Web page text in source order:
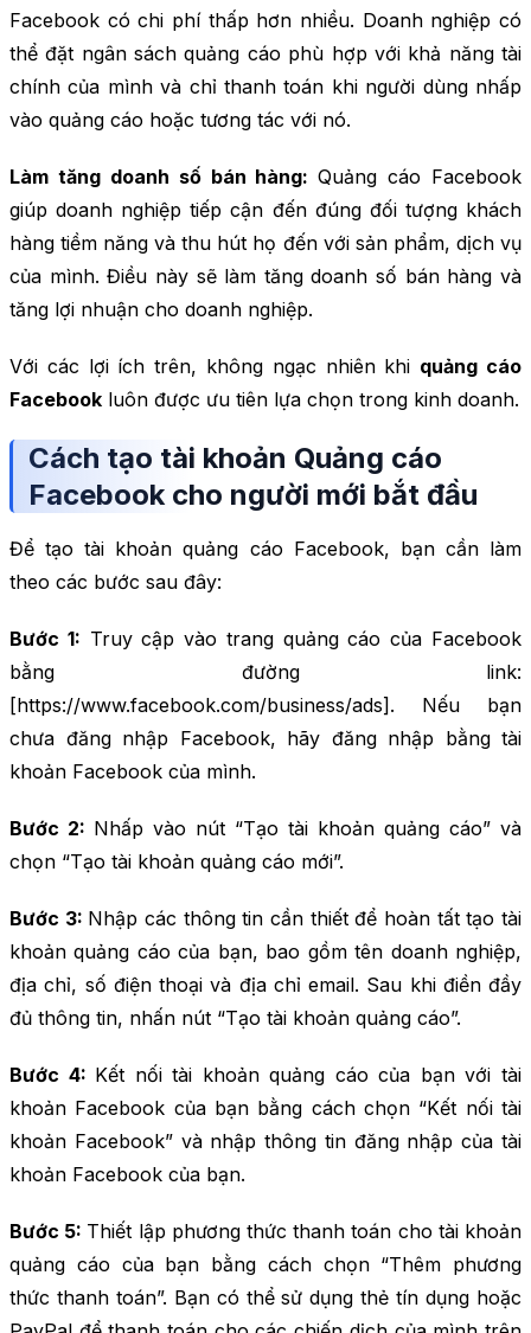
Facebook có chi phí thấp hơn nhiều. Doanh nghiệp có
thể đặt ngân sách quảng cáo phù hợp với khả năng tài
chính của mình và chỉ thanh toán khi người dùng nhấp
vào quảng cáo hoặc tương tác với nó.
Làm tăng doanh số bán hàng:Quảng cáo Facebook
giúp doanh nghiệp tiếp cận đến đúng đối tượng khách
hàng tiềm năng và thu hút họ đến với sản phẩm, dịch vụ
của mình. Điều này sẽ làm tăng doanh số bán hàng và
tăng lợi nhuận cho doanh nghiệp.
Với các lợi ích trên, không ngạc nhiên khi quảng cáo
Facebook luôn được ưu tiên lựa chọn trong kinh doanh.
Cách tạo tài khoản Quảng cáo
Facebook cho người mới bắt đầu
Để tạo tài khoản quảng cáo Facebook, bạn cần làm
theo các bước sau đây:
Bước 1: Truy cập vào trang quảng cáo của Facebook
bằng đường link:
[https://www.facebook.com/business/ads]. Nếu bạn
chưa đăng nhập Facebook, hãy đăng nhập bằng tài
khoản Facebook của mình.
Bước 2: Nhấp vào nút “Tạo tài khoản quảng cáo” và
chọn “Tạo tài khoản quảng cáo mới”.
Bước 3: Nhập các thông tin cần thiết để hoàn tất tạo tài
khoản quảng cáo của bạn, bao gồm tên doanh nghiệp,
địa chỉ, số điện thoại và địa chỉ email. Sau khi điền đầy
đủ thông tin, nhấn nút “Tạo tài khoản quảng cáo”.
Bước 4: Kết nối tài khoản quảng cáo của bạn với tài
khoản Facebook của bạn bằng cách chọn “Kết nối tài
khoản Facebook” và nhập thông tin đăng nhập của tài
khoản Facebook của bạn.
Bước 5: Thiết lập phương thức thanh toán cho tài khoản
quảng cáo của bạn bằng cách chọn “Thêm phương
thức thanh toán”. Bạn có thể sử dụng thẻ tín dụng hoặc